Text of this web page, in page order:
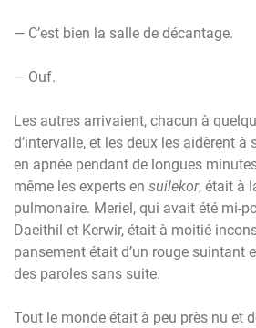
— C’est bien la salle de décantage.
— Ouf.
Les autres arrivaient, chacun à
d’intervalle, et les deux les aidèrent à
en apnée pendant de longues
même les experts en suilekor, était à
pulmonaire. Meriel, qui avait été mi-
Daeithil et Kerwir, était à moitié
pansement était d’un rouge suintant
des paroles sans suite.
Tout le monde était à peu près nu et